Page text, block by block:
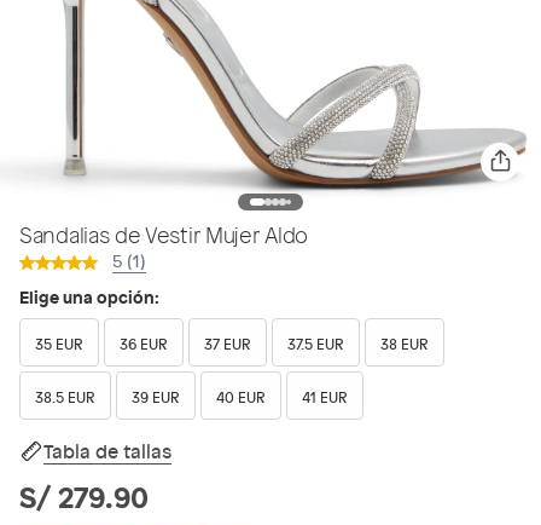
Sandalias de Vestir Mujer Aldo
5 (1)
Elige una opción:
35 EUR 36 EUR 37 EUR 37.5 EUR 38 EUR
38.5 EUR 39 EUR 40 EUR 41 EUR
Tabla de tallas
S/ 279.90